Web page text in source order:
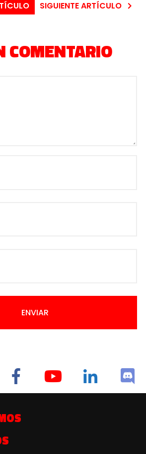
SIGUIENTE ARTÍCULO
COMENTARIO
ENVIAR